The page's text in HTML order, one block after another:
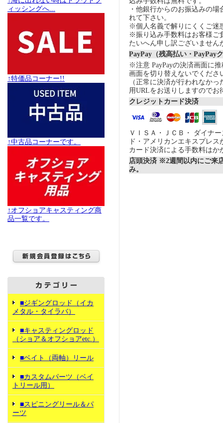
ィッシングへ...
↑特価品コーナー!!
↑中古品コーナーです。
↑オフショアキャスティング商
品一覧です。
■ジギングロッド（イカ
メタル・タイラバ）
■キャスティングロッド
（ショア＆オフショアetc.）
■ベイト（両軸）リール
■カスタムパーツ（ベイ
トリール用）
■スピニングリール＆パ
ーツ
・他銀行からのお振込みの場
れて下さい。
※個人名義で解りにくくご迷
※振り込み手数料はお客様ご
たいへん申し訳ございません
PayPay（残高払い・PayPay
※注意 PayPayの決済画面に
画面を切り替えないでくださ
（正常に決済が行われなか
用URLをお送りしますのでお
クレジットカード決済
ＶＩＳＡ・ＪＣＢ・ ダイナ
ド・アメリカンエキスプレ
カード決済による手数料はか
店頭決済 ※2週間以内にご来
み。